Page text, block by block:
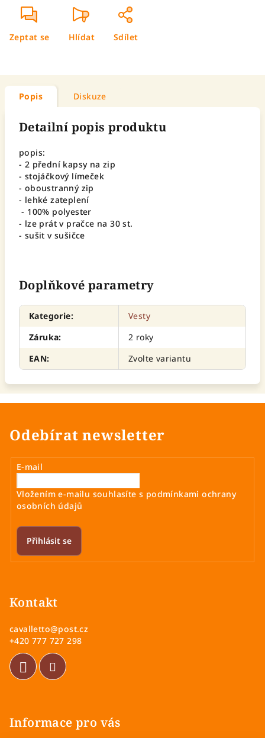
Zeptat se Hlídat Sdílet
Popis Diskuze
Detailní popis produktu
popis:
- 2 přední kapsy na zip
- stojáčkový límeček
- oboustranný zip
- lehké zateplení
- 100% polyester
- lze prát v pračce na 30 st.
- sušit v sušičce
Doplňkové parametry
Kategorie:
Vesty
Záruka:
2 roky
EAN: Zvolte variantu
Odebírat newsletter
E-mail
Vložením e-mailu souhlasíte s podmínkami ochrany
osobních údajů
Přihlásit se
Kontakt
cavalletto@post.cz
+420 777 727 298
Informace pro vás